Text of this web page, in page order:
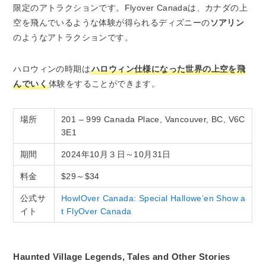
限定のアトラクションです。Flyover Canadaは、カナダの上
空を飛んでいるような体験が得られるディズニーのソアリン
のようなアトラクションです。
ハロウィンの時期はハロウィン仕様になった世界の上空を飛
んでいく体験をすることができます。
場所
201 – 999 Canada Place, Vancouver, BC, V6C
3E1
期間 2024年10月３日～10月31日
料金 $29～$34
公式サ
イト
HowlOver Canada: Special Hallowe’en Show a
t FlyOver Canada
Haunted Village Legends, Tales and Other Stories